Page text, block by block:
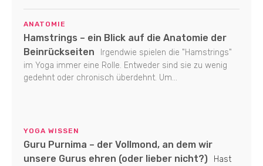
ANATOMIE
Hamstrings – ein Blick auf die Anatomie der
Beinrückseiten
Irgendwie spielen die "Hamstrings"
im Yoga immer eine Rolle. Entweder sind sie zu wenig
gedehnt oder chronisch überdehnt. Um...
YOGA WISSEN
Guru Purnima – der Vollmond, an dem wir
unsere Gurus ehren (oder lieber nicht?)
Hast